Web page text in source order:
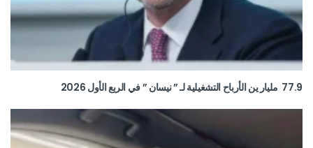
77.9 مليار ين الأرباح التشغيلية لـ ” نيسان ” في الربع الأول 2026